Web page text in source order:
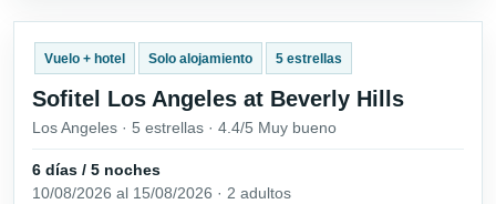
Vuelo + hotel Solo alojamiento 5 estrellas
Sofitel Los Angeles at Beverly Hills
Los Angeles · 5 estrellas · 4.4/5 Muy bueno
6 días / 5 noches
10/08/2026 al 15/08/2026 · 2 adultos